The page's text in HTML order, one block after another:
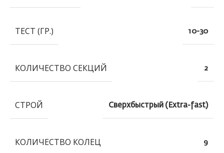
ТЕСТ (ГР.) 10-30
КОЛИЧЕСТВО СЕКЦИЙ 2
СТРОЙ Сверхбыстрый (Extra-fast)
КОЛИЧЕСТВО КОЛЕЦ 9